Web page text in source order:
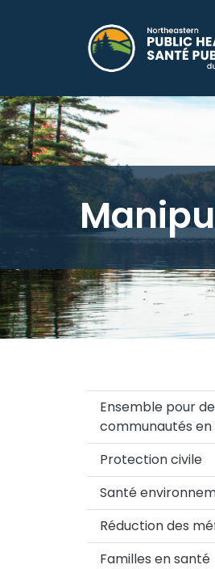
Ensemble pour
communautés
Protection civile
Santé
Réduction des
Familles en santé